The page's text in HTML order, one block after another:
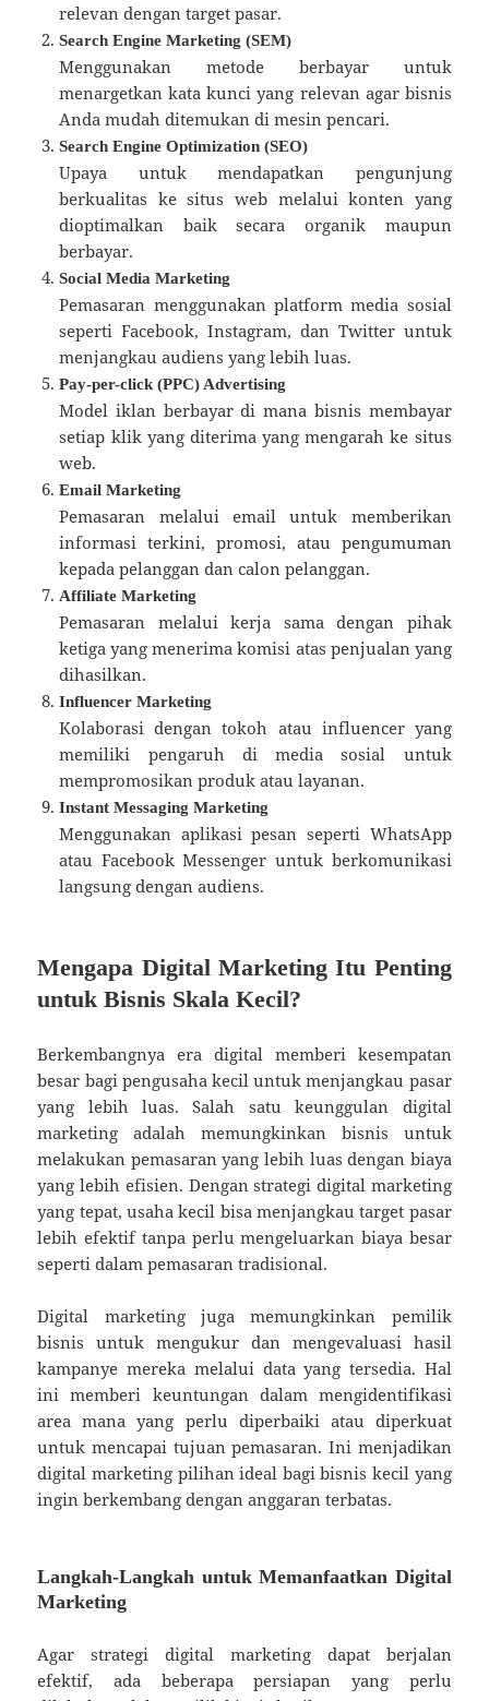
relevan dengan target pasar.
Search Engine Marketing (SEM)
Menggunakan metode berbayar untuk
menargetkan kata kunci yang relevan agar bisnis
Anda mudah ditemukan di mesin pencari.
Search Engine Optimization (SEO)
Upaya untuk mendapatkan pengunjung
berkualitas ke situs web melalui konten yang
dioptimalkan baik secara organik maupun
berbayar.
Social Media Marketing
Pemasaran menggunakan platform media sosial
seperti Facebook, Instagram, dan Twitter untuk
menjangkau audiens yang lebih luas.
Pay-per-click (PPC) Advertising
Model iklan berbayar di mana bisnis membayar
setiap klik yang diterima yang mengarah ke situs
web.
Email Marketing
Pemasaran melalui email untuk memberikan
informasi terkini, promosi, atau pengumuman
kepada pelanggan dan calon pelanggan.
Affiliate Marketing
Pemasaran melalui kerja sama dengan pihak
ketiga yang menerima komisi atas penjualan yang
dihasilkan.
Influencer Marketing
Kolaborasi dengan tokoh atau influencer yang
memiliki pengaruh di media sosial untuk
mempromosikan produk atau layanan.
Instant Messaging Marketing
Menggunakan aplikasi pesan seperti WhatsApp
atau Facebook Messenger untuk berkomunikasi
langsung dengan audiens.
Mengapa Digital Marketing Itu Penting
untuk Bisnis Skala Kecil?
Berkembangnya era digital memberi kesempatan
besar bagi pengusaha kecil untuk menjangkau pasar
yang lebih luas. Salah satu keunggulan digital
marketing adalah memungkinkan bisnis untuk
melakukan pemasaran yang lebih luas dengan biaya
yang lebih efisien. Dengan strategi digital marketing
yang tepat, usaha kecil bisa menjangkau target pasar
lebih efektif tanpa perlu mengeluarkan biaya besar
seperti dalam pemasaran tradisional.
Digital marketing juga memungkinkan pemilik
bisnis untuk mengukur dan mengevaluasi hasil
kampanye mereka melalui data yang tersedia. Hal
ini memberi keuntungan dalam mengidentifikasi
area mana yang perlu diperbaiki atau diperkuat
untuk mencapai tujuan pemasaran. Ini menjadikan
digital marketing pilihan ideal bagi bisnis kecil yang
ingin berkembang dengan anggaran terbatas.
Langkah-Langkah untuk Memanfaatkan Digital
Marketing
Agar strategi digital marketing dapat berjalan
efektif, ada beberapa persiapan yang perlu